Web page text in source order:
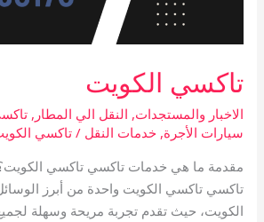
تاكسي الكويت
الاخبار والمستجدات, النقل الي المطار ,
سيارات الأجرة,خدمات النقل /تاكسي
مقدمة ما هي خدمات تاكسي تاكسي
تاكسي تاكسي الكويت واحدة من أبرز
الكويت، حيث تقدم تجربة مريحة وسهلة